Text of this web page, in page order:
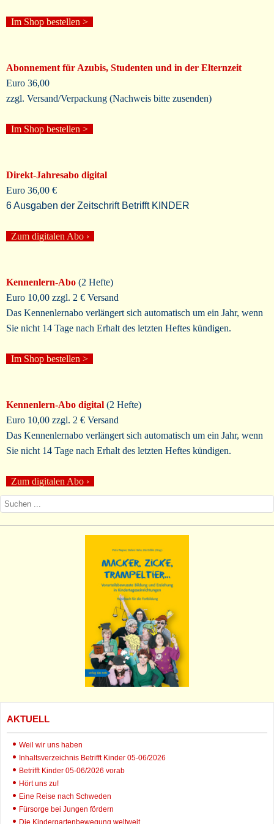
Im Shop bestellen >
Abonnement für Azubis, Studenten und in der Elternzeit
Euro 36,00
zzgl. Versand/Verpackung (Nachweis bitte zusenden)
Im Shop bestellen >
Direkt-Jahresabo digital
Euro 36,00 €
6 Ausgaben der Zeitschrift Betrifft KINDER
Zum digitalen Abo ›
Kennenlern-Abo (2 Hefte)
Euro 10,00 zzgl. 2 € Versand
Das Kennenlernabo verlängert sich automatisch um ein Jahr, wenn
Sie nicht 14 Tage nach Erhalt des letzten Heftes kündigen.
Im Shop bestellen >
Kennenlern-Abo digital (2 Hefte)
Euro 10,00 zzgl. 2 € Versand
Das Kennenlernabo verlängert sich automatisch um ein Jahr, wenn
Sie nicht 14 Tage nach Erhalt des letzten Heftes kündigen.
Zum digitalen Abo ›
AKTUELL
Weil wir uns haben
Inhaltsverzeichnis Betrifft Kinder 05-06/2026
Betrifft Kinder 05-06/2026 vorab
Hört uns zu!
Eine Reise nach Schweden
Fürsorge bei Jungen fördern